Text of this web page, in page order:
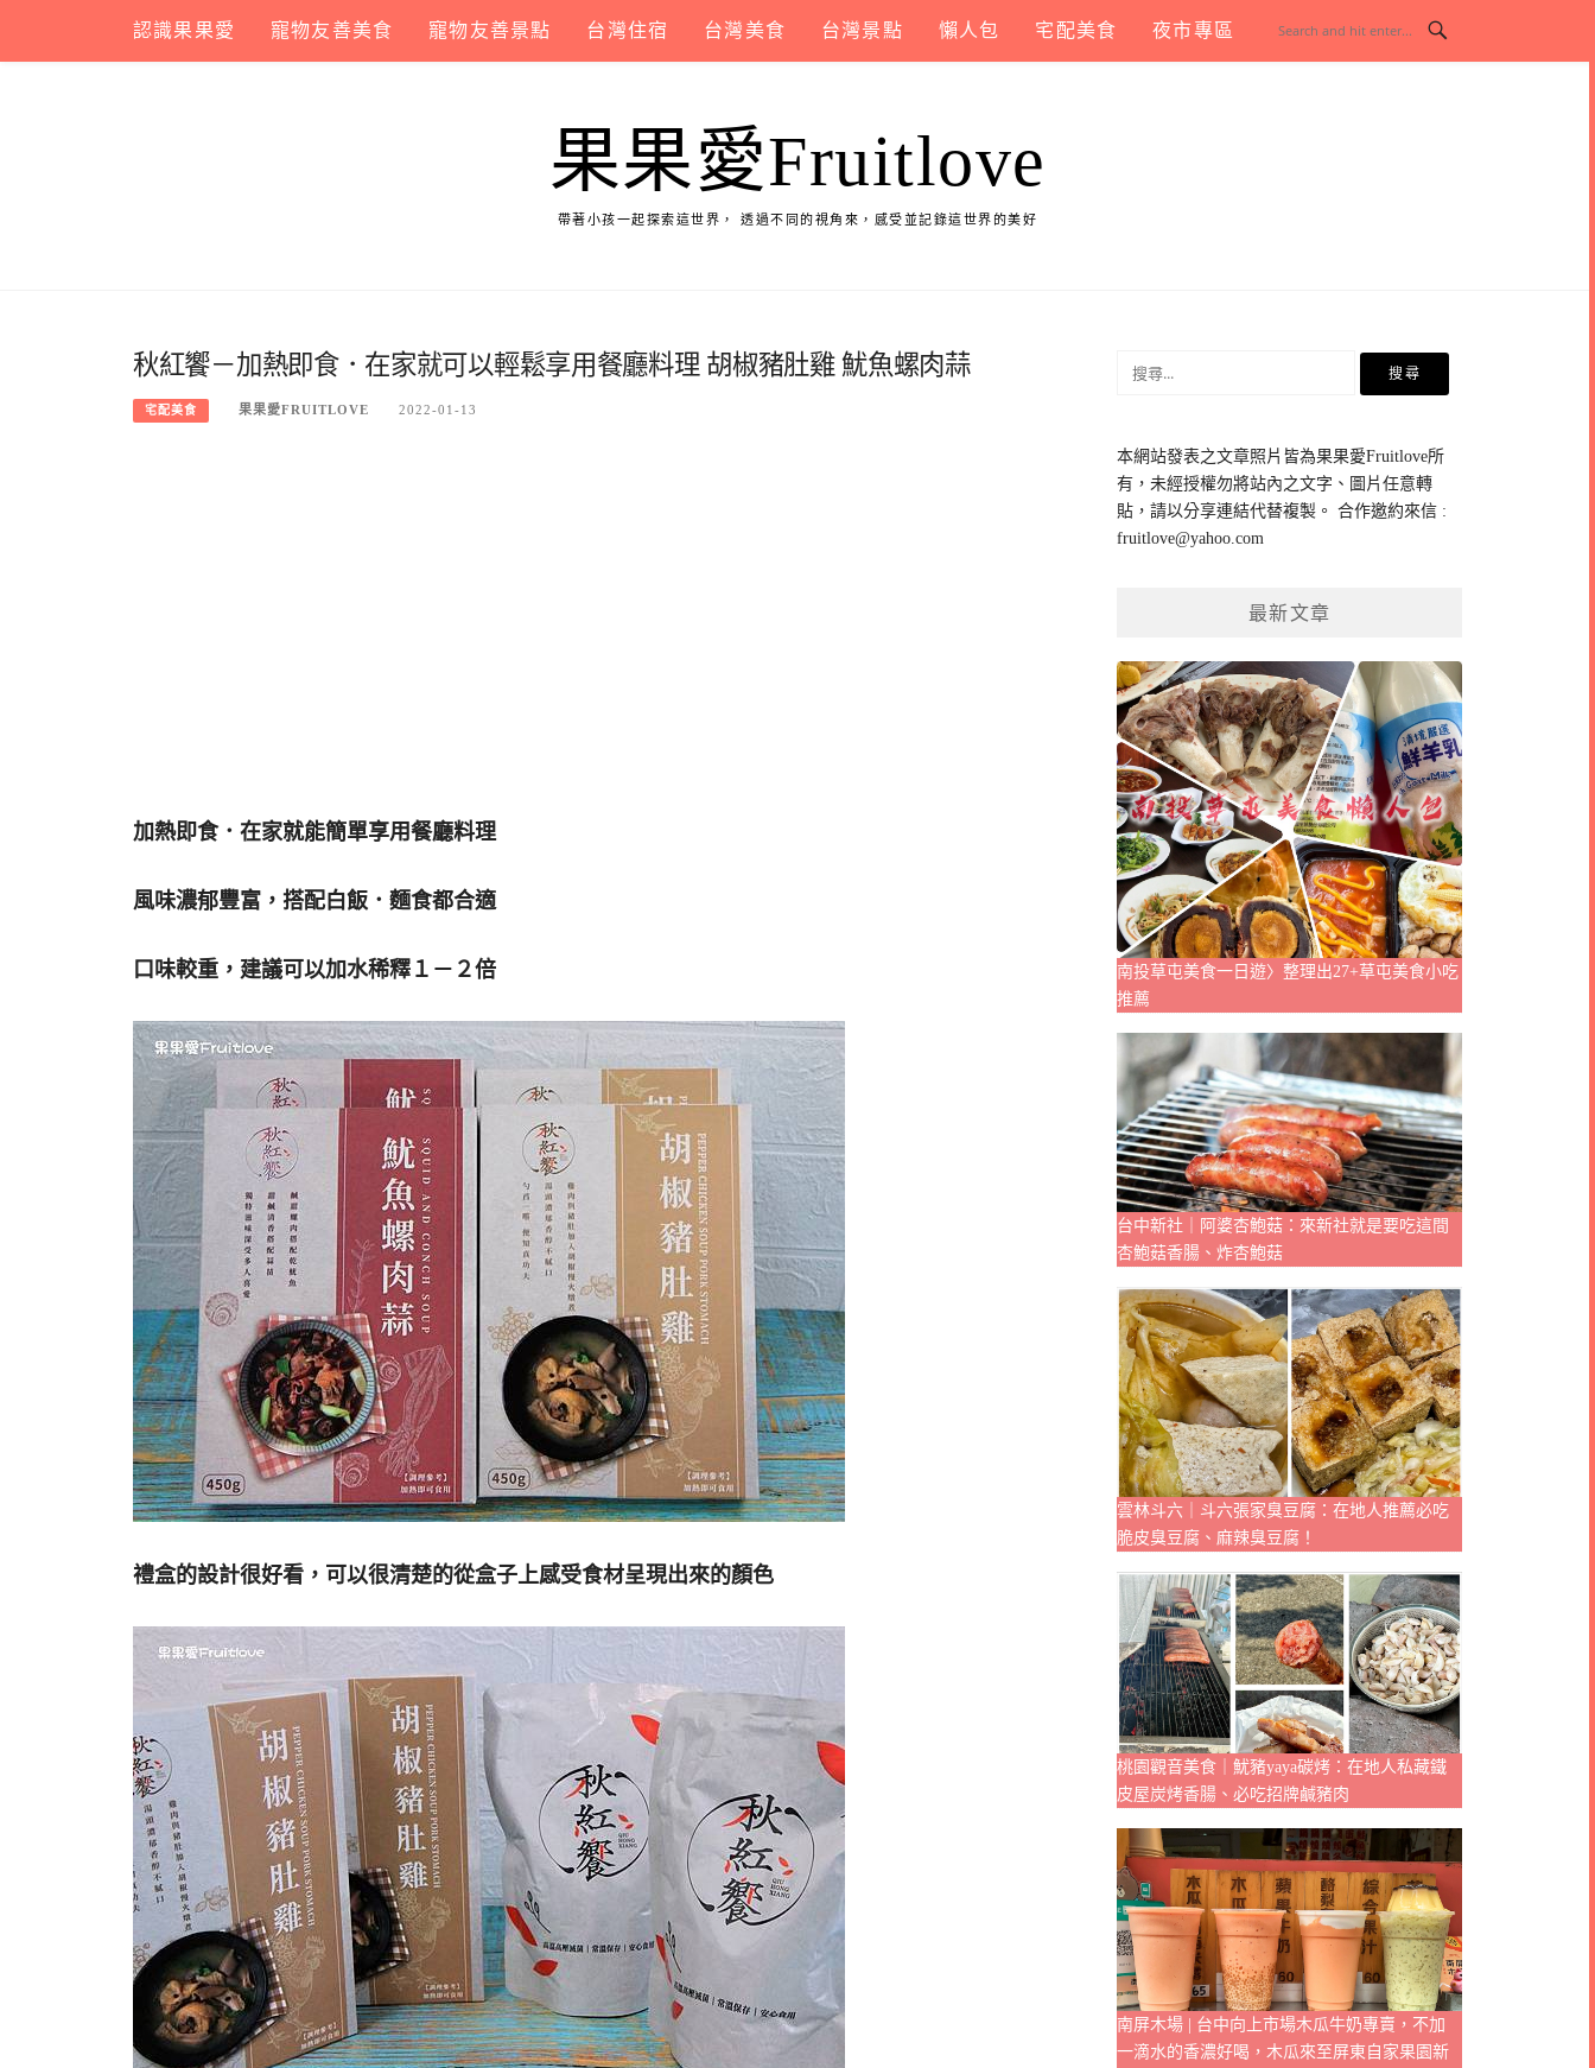
content
認識果果愛 寵物友善美食 寵物友善景點 台灣住宿 台灣美食 台灣景點 懶人包 宅配美食 夜市專區
果果愛Fruitlove
帶著小孩一起探索這世界， 透過不同的視角來，感受並記錄這世界的美好
秋紅饗－加熱即食．在家就可以輕鬆享用餐廳料理 胡椒豬肚雞 魷魚螺肉蒜
宅配美食 果果愛FRUITLOVE 2022-01-13
加熱即食．在家就能簡單享用餐廳料理
風味濃郁豐富，搭配白飯．麵食都合適
口味較重，建議可以加水稀釋１－２倍
禮盒的設計很好看，可以很清楚的從盒子上感受食材呈現出來的顏色
鍵
字:
本網站發表之文章照片皆為果果愛Fruitlove所
有，未經授權勿將站內之文字、圖片任意轉
貼，請以分享連結代替複製。 合作邀約來信 :
fruitlove@yahoo.com
最新文章
南投草屯美食一日遊〉整理出27+草屯美食小吃
推薦
台中新社｜阿婆杏鮑菇：來新社就是要吃這間
杏鮑菇香腸、炸杏鮑菇
雲林斗六｜斗六張家臭豆腐：在地人推薦必吃
脆皮臭豆腐、麻辣臭豆腐！
桃園觀音美食｜魷豬yaya碳烤：在地人私藏鐵
皮屋炭烤香腸、必吃招牌鹹豬肉
南屏木場 | 台中向上市場木瓜牛奶專賣，不加
一滴水的香濃好喝，木瓜來至屏東自家果園新